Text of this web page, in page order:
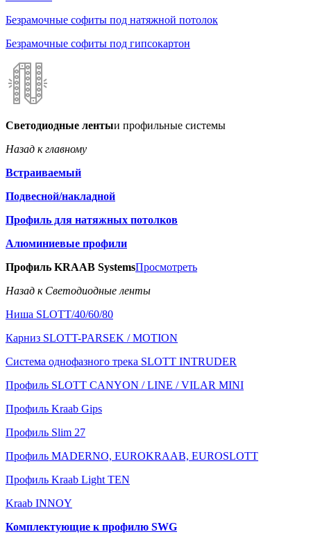
Безрамочные софиты под натяжной потолок
Безрамочные софиты под гипсокартон
Светодиодные лентыи профильные системы
Назад к главному
Встраиваемый
Подвесной/накладной
Профиль для натяжных потолков
Алюминиевые профили
Профиль KRAAB SystemsПросмотреть
Назад к Светодиодные ленты
Ниша SLOTT/40/60/80
Карниз SLOTT-PARSEK / MOTION
Система однофазного трека SLOTT INTRUDER
Профиль SLOTT CANYON / LINE / VILAR MINI
Профиль Kraab Gips
Профиль Slim 27
Профиль MADERNO, EUROKRAAB, EUROSLOTT
Профиль Kraab Light TEN
Kraab INNOY
Комплектующие к профилю SWG